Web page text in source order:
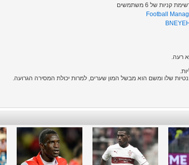
קניות של 6 משתמשים
Football
רעה.
שלו ומשם הוא מבשל המון שערים, למרות יכולת המסירה הגרועה.